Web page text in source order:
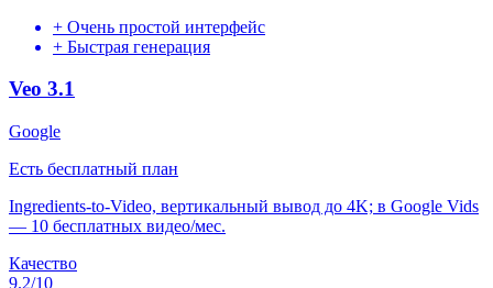
+ Очень простой интерфейс
+ Быстрая генерация
Veo 3.1
Google
Есть бесплатный план
Ingredients-to-Video, вертикальный вывод до 4K; в Google Vids
— 10 бесплатных видео/мес.
Качество
9.2/10